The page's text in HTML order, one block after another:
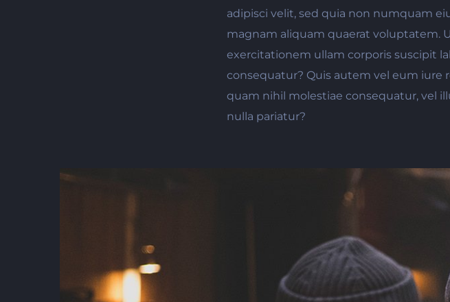
adipisci velit, sed quia non numquam
magnam aliquam quaerat voluptatem.
exercitationem ullam corporis suscipit
consequatur? Quis autem vel eum iure
quam nihil molestiae consequatur, vel
nulla pariatur?